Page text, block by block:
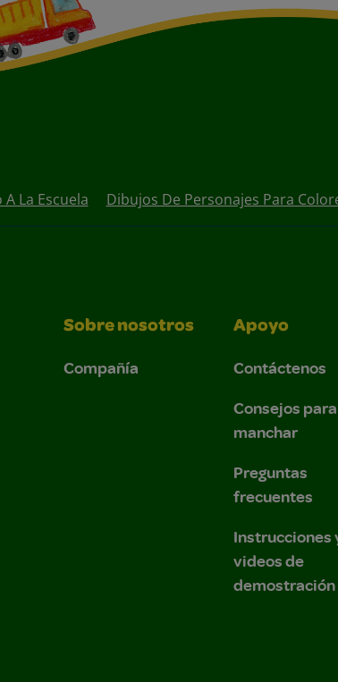
La Escuela Dibujos De Personajes Para
Sobre nosotros
Compañía
Apoyo
Contáctenos
Consejos para
manchar
Preguntas
frecuentes
Instrucciones
videos de
demostración